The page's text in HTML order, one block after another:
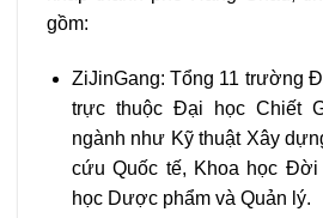
gồm:
ZiJinGang: Tổng 11 trường
trực thuộc Đại học Chiết
ngành như Kỹ thuật Xây
cứu Quốc tế, Khoa học Đời
học Dược phẩm và Quản lý.